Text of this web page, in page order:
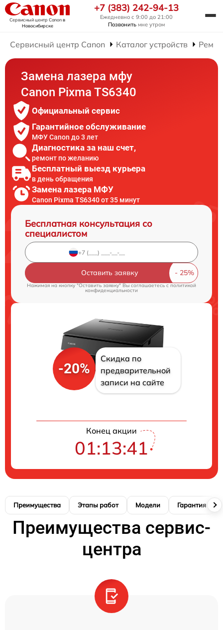
Сервисный центр Canonв
Новосибирске
+7 (383) 242-94-13
Ежедневно с 9:00 до 21:00
Позвонить мне утром
Сервисный центр Canon Каталог устройств
Замена лазера мфу
Canon Pixma TS6340
Официальный сервис
Гарантийное обслуживание
МФУ Canon до 3 лет
Диагностика за наш счет,
ремонт по желанию
Бесплатный выезд курьера
в день обращения
Замена лазера МФУ
Canon Pixma TS6340 от 35 минут
Бесплатная консультация со
специалистом
Оставить заявку
Нажимая на кнопку "Оставить заявку" Вы соглашаетесь cполитикой
конфиденциальности
-20%
Скидка по
предварительной
записи на сайте
Конец акции
01:13:40
Преимущества Этапы работ Модели Гарантия
Преимущества сервис-
центра